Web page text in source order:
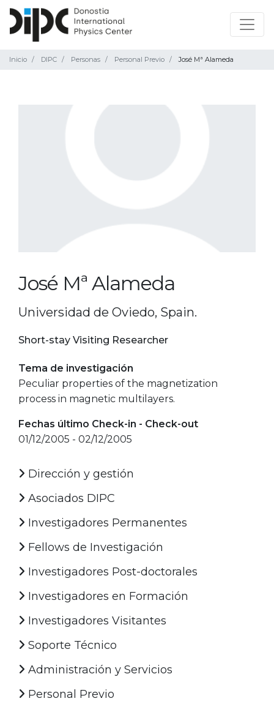
Inicio DIPC Personas Personal Previo José Mª Alameda
José Mª Alameda
Universidad de Oviedo, Spain.
Short-stay Visiting Researcher
Tema de investigación
Peculiar properties of the magnetization
process in magnetic multilayers.
Fechas último Check-in - Check-out
01/12/2005 - 02/12/2005
Dirección y gestión
Asociados DIPC
Investigadores Permanentes
Fellows de Investigación
Investigadores Post-doctorales
Investigadores en Formación
Investigadores Visitantes
Soporte Técnico
Administración y Servicios
Personal Previo